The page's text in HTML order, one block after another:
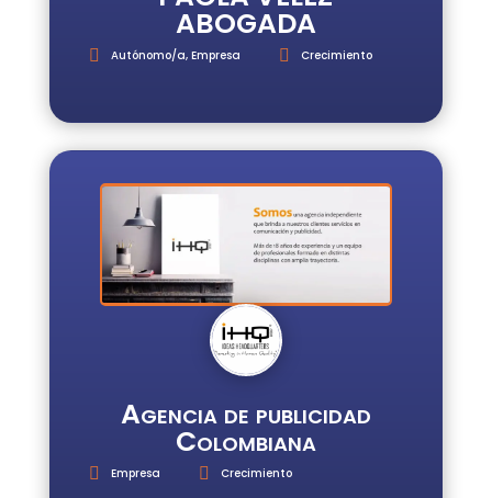
ABOGADA
Autónomo/a, Empresa Crecimiento
Agencia de publicidad
Colombiana
Empresa Crecimiento